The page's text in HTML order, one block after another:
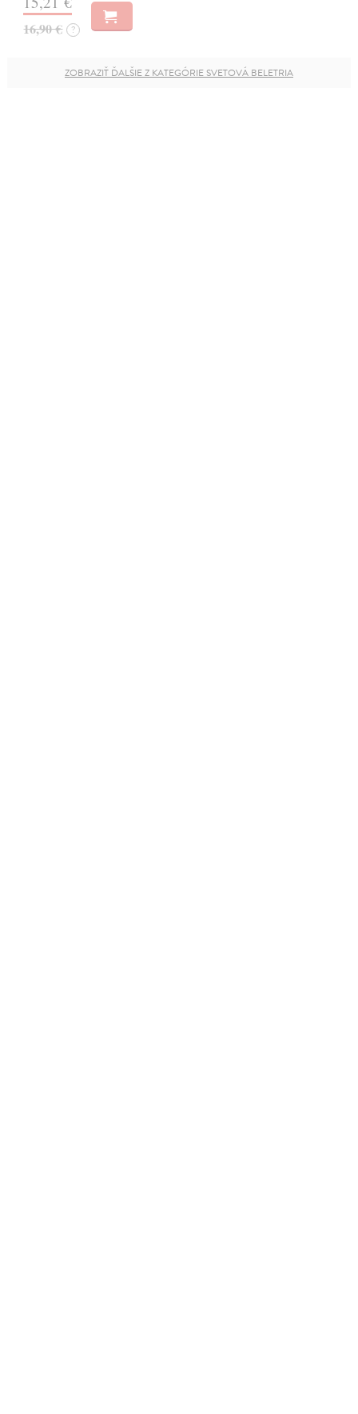
16,90 € ?
ZOBRAZIŤ ĎALŠIE Z KATEGÓRIE SVETOVÁ BELETRIA